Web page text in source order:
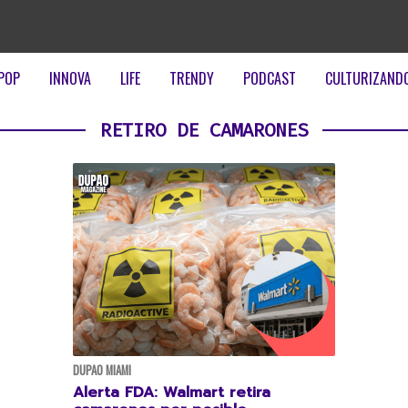
INNOVA LIFE TRENDY PODCAST
RETIRO DE CAMARONES
DUPAO MIAMI
Alerta FDA: Walmart retira